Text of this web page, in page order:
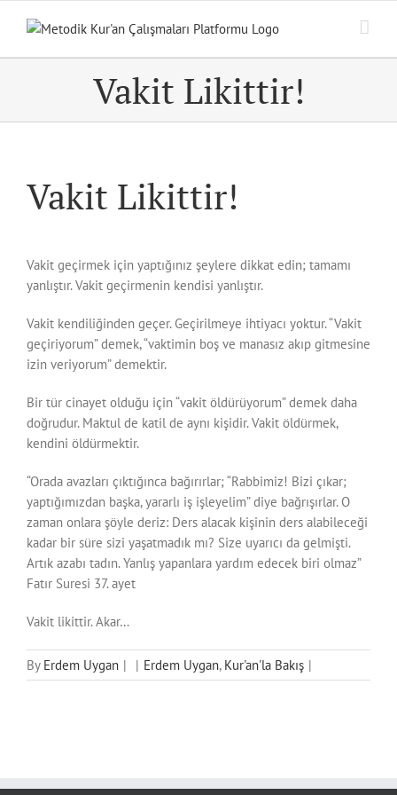
Vakit Likittir!
Vakit Likittir!
Vakit geçirmek için yaptığınız şeylere dikkat edin; tamamı
yanlıştır. Vakit geçirmenin kendisi yanlıştır.
Vakit kendiliğinden geçer. Geçirilmeye ihtiyacı yoktur. “Vakit
geçiriyorum” demek, “vaktimin boş ve manasız akıp gitmesine
izin veriyorum” demektir.
Bir tür cinayet olduğu için “vakit öldürüyorum” demek daha
doğrudur. Maktul de katil de aynı kişidir. Vakit öldürmek,
kendini öldürmektir.
“Orada avazları çıktığınca bağırırlar; “Rabbimiz! Bizi çıkar;
yaptığımızdan başka, yararlı iş işleyelim” diye bağrışırlar. O
zaman onlara şöyle deriz: Ders alacak kişinin ders alabileceği
kadar bir süre sizi yaşatmadık mı? Size uyarıcı da gelmişti.
Artık azabı tadın. Yanlış yapanlara yardım edecek biri olmaz”
Fatır Suresi 37. ayet
Vakit likittir. Akar…
By Erdem Uygan | | Erdem Uygan, Kur'an'la Bakış |